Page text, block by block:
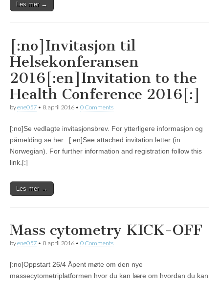
Les mer →
[:no]Invitasjon til
Helsekonferansen
2016[:en]Invitation to the
Health Conference 2016[:]
byene057 • 8. april 2016 • 0 Comments
[:no]Se vedlagte invitasjonsbrev. For ytterligere informasjon og
påmelding se her. [:en]See attached invitation letter (in
Norwegian). For further information and registration follow this
link.[:]
Les mer →
Mass cytometry KICK-OFF
byene057 • 8. april 2016 • 0 Comments
[:no]Oppstart 26/4 Åpent møte om den nye
massecytometriplatformen hvor du kan lære om hvordan du kan